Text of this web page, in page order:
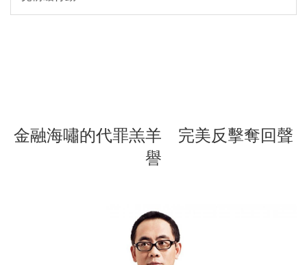
金融海嘯的代罪羔羊 完美反擊奪回聲
譽